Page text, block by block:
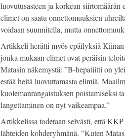
luovutusasteen ja korkean siirtomäärän
elimet on saatu onnettomuuksien
voidaan suunnitella, mutta
Artikkeli herätti myös epäilyksiä
jonka mukaan elimet ovat peräisin
Matasin näkemystä: ”B-hepatiitti on
estää heitä luovuttamasta elimiä.
kuolemanrangaistuksen poistamiseksi
langettaminen on nyt vaikeampaa.”
Artikkelissa todetaan selvästi, että
lähteiden kohderyhmänä. ”Kuten